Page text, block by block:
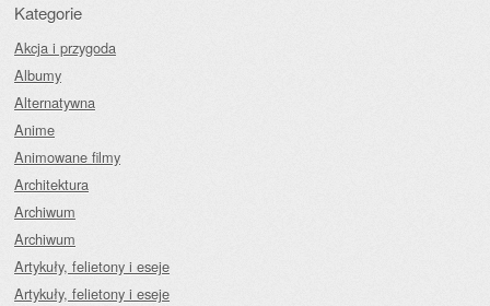
Kategorie
Akcja i przygoda
Albumy
Alternatywna
Anime
Animowane filmy
Architektura
Archiwum
Archiwum
Artykuły, felietony i eseje
Artykuły, felietony i eseje